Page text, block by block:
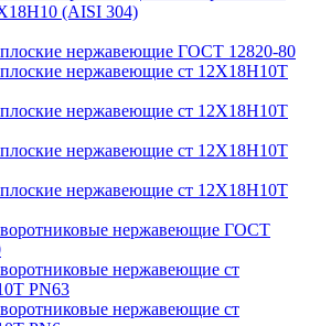
(AISI 304)
нержавеющие ГОСТ 12820-80
нержавеющие ст 12Х18Н10Т
нержавеющие ст 12Х18Н10Т
нержавеющие ст 12Х18Н10Т
нержавеющие ст 12Х18Н10Т
нержавеющие ГОСТ
нержавеющие ст
PN63
нержавеющие ст